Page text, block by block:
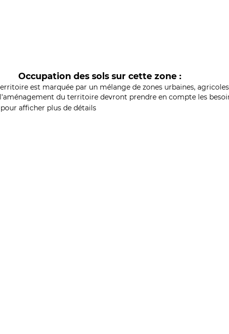
Occupation des sols sur cette zone :
est marquée par un mélange de zones urbaines,
du territoire devront prendre en compte les
afficher plus de détails